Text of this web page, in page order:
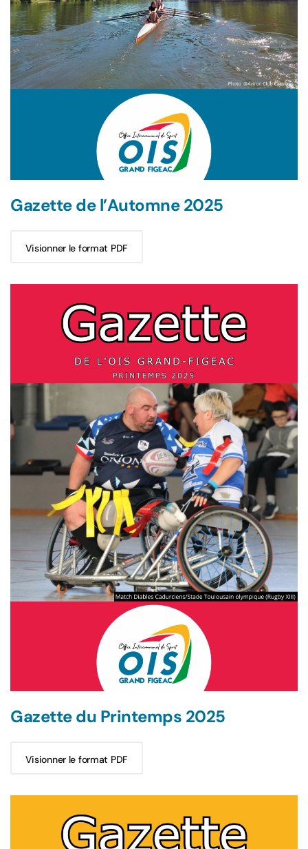
Gazette de l’Automne 2025
Visionner le format PDF
Gazette du Printemps 2025
Visionner le format PDF